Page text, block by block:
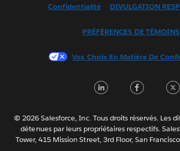
Français (France)
한국어
Português
ไทย
简体中文
Confidentialité DIVULGATION
PRÉFÉRENCES DE TÉMOINS
Vos Choix En Matière De
LinkedIn
© 2026 Salesforce, Inc. Tous droits réservés. Les
détenues par leurs propriétaires respectifs.
Tower, 415 Mission Street, 3rd Floor, San